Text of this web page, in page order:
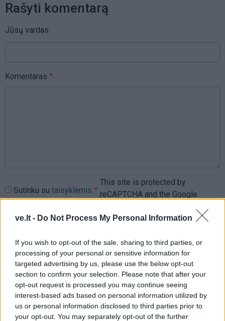
ve.lt - Do Not Process My Personal Information
If you wish to opt-out of the sale, sharing to third parties, or
processing of your personal or sensitive information for
targeted advertising by us, please use the below opt-out
section to confirm your selection. Please note that after your
opt-out request is processed you may continue seeing
interest-based ads based on personal information utilized by
us or personal information disclosed to third parties prior to
your opt-out. You may separately opt-out of the further
Rašyti komentarą
Jūsų vardas
Komentaras
Sutinku su taisyklėmis
This site is protected by
reCAPTCHA and the Google
Serviceapply.